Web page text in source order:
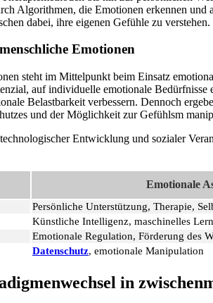
Algorithmen, die Emotionen erkennen und
dabei, ihre eigenen Gefühle zu
Emotionen
steht im Mittelpunkt beim Einsatz
auf individuelle emotionale Bedürfnisse
Belastbarkeit verbessern. Dennoch
und der Möglichkeit zur Gefühlsm
Entwicklung und sozialer
Emotionale
Persönliche Unterstützung, Therapie,
Künstliche Intelligenz, maschinelles
Emotionale Regulation, Förderung des
Datenschutz, emotionale Manipulation
in